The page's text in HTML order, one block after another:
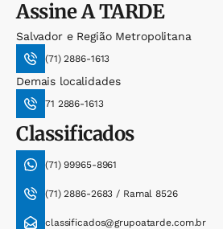
AssineA TARDE
Salvador e Região Metropolitana
(71) 2886-1613
Demais localidades
71 2886-1613
Classificados
(71) 99965-8961
(71) 2886-2683 / Ramal 8526
classificados@grupoatarde.com.br